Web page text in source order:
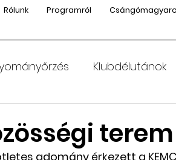
Rólunk Programról
Klubdélutánok
terem
adomány érkezett a